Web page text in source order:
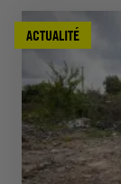
ACTUALITÉ